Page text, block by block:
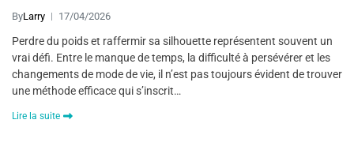
ByLarry 17/04/2026
Perdre du poids et raffermir sa silhouette représentent souvent un
vrai défi. Entre le manque de temps, la difficulté à persévérer et les
changements de mode de vie, il n’est pas toujours évident de trouver
une méthode efficace qui s’inscrit…
Lire la suite